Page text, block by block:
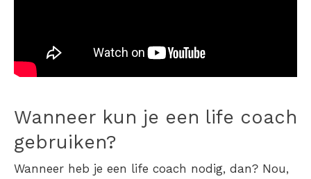
Wanneer kun je een life coach
gebruiken?
Wanneer heb je een life coach nodig, dan? Nou,